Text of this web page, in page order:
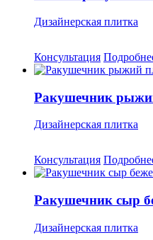
Дизайнерская плитка
Консультация
Ракушечник
Дизайнерская плитка
Консультация
Ракушечник сыр
Дизайнерская плитка